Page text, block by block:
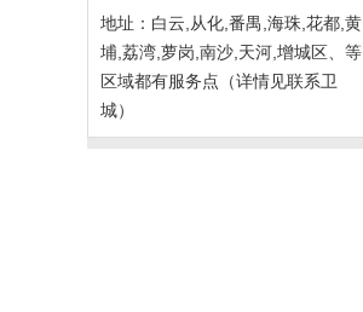
地址： 白云,从化,番禺,海珠,花都,黄
埔,荔湾,萝岗,南沙,天河,增城区、等
区域都有服务点（详情见联系卫
城）